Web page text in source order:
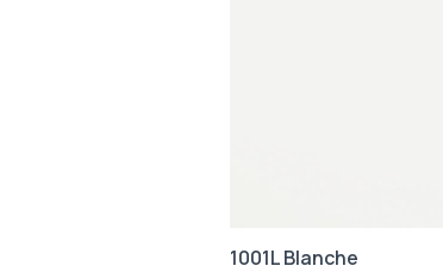
1001L Blanche